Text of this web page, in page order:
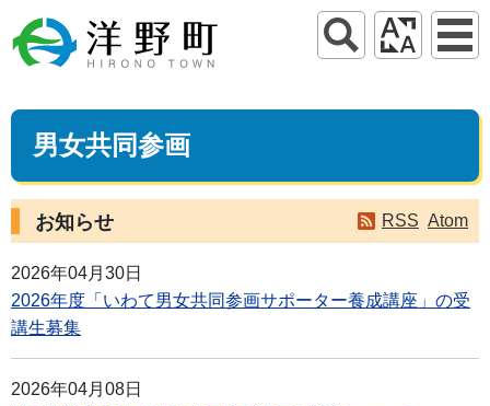
男女共同参画
お知らせ RSS Atom
2026年04月30日
2026年度「いわて男女共同参画サポーター養成講座」の受
講生募集
2026年04月08日